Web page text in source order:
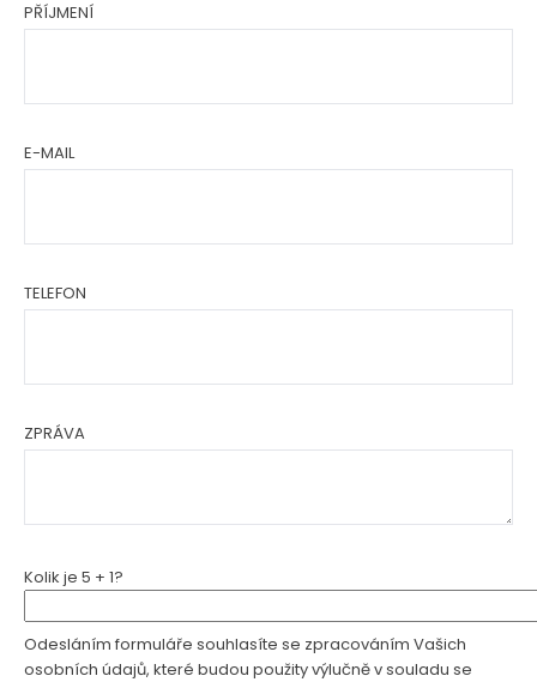
PŘÍJMENÍ
E-MAIL
TELEFON
ZPRÁVA
Kolik je 5 + 1?
Odesláním formuláře souhlasíte se zpracováním Vašich
osobních údajů, které budou použity výlučně v souladu se